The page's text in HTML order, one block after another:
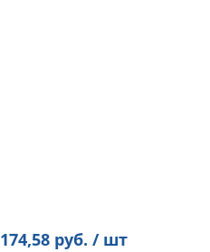
174,58руб. / шт